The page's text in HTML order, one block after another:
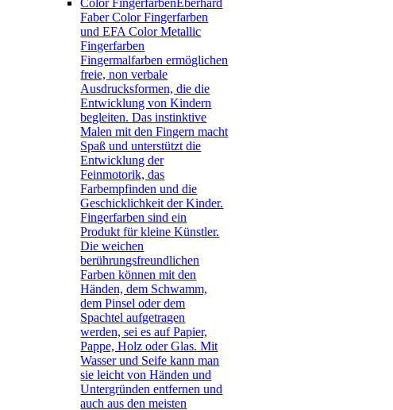
Color FingerfarbenEberhard
Faber Color Fingerfarben
und EFA Color Metallic
Fingerfarben
Fingermalfarben ermöglichen
freie, non verbale
Ausdrucksformen, die die
Entwicklung von Kindern
begleiten. Das instinktive
Malen mit den Fingern macht
Spaß und unterstützt die
Entwicklung der
Feinmotorik, das
Farbempfinden und die
Geschicklichkeit der Kinder.
Fingerfarben sind ein
Produkt für kleine Künstler.
Die weichen
berührungsfreundlichen
Farben können mit den
Händen, dem Schwamm,
dem Pinsel oder dem
Spachtel aufgetragen
werden, sei es auf Papier,
Pappe, Holz oder Glas. Mit
Wasser und Seife kann man
sie leicht von Händen und
Untergründen entfernen und
auch aus den meisten